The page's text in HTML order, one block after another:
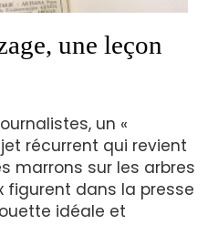
une leçon
un «
récurrent qui revient
marrons sur les arbres
figurent dans la presse
idéale et